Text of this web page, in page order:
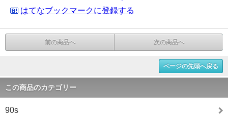
はてなブックマークに登録する
前の商品へ 次の商品へ
ページの先頭へ戻る
この商品のカテゴリー
90s